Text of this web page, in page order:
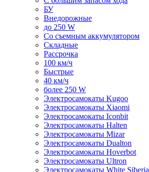
БУ
Внедорожные
до 250 W
Со съемным аккумулятором
Складные
Рассрочка
100 км/ч
Быстрые
40 км/ч
более 250 W
Электросамокаты Kugoo
Электросамокаты Xiaomi
Электросамокаты Iconbit
Электросамокаты Halten
Электросамокаты Mizar
Электросамокаты Dualton
Электросамокаты Hoverbot
Электросамокаты Ultron
Электросамокаты White Siberia